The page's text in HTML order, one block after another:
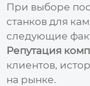
При выборе
станков для
следующие
Репутация
клиентов,
на рынке.